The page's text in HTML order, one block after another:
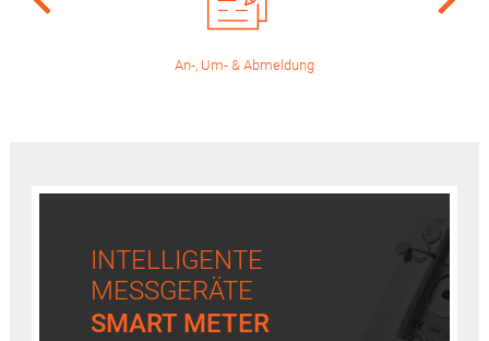
An-, Um- & Abmeldung
INTELLIGENTE
MESSGERÄTE
SMART METER